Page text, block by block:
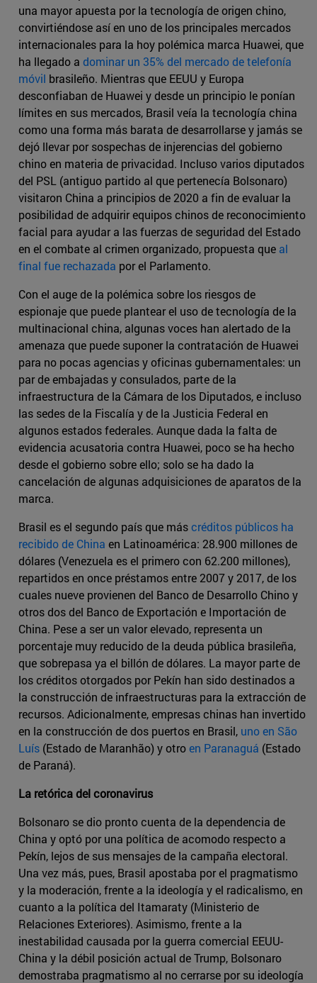
una mayor apuesta por la tecnología de origen chino,
convirtiéndose así en uno de los principales mercados
internacionales para la hoy polémica marca Huawei, que
ha llegado a dominar un 35% del mercado de telefonía
móvil brasileño. Mientras que EEUU y Europa
desconfiaban de Huawei y desde un principio le ponían
límites en sus mercados, Brasil veía la tecnología china
como una forma más barata de desarrollarse y jamás se
dejó llevar por sospechas de injerencias del gobierno
chino en materia de privacidad. Incluso varios diputados
del PSL (antiguo partido al que pertenecía Bolsonaro)
visitaron China a principios de 2020 a fin de evaluar la
posibilidad de adquirir equipos chinos de reconocimiento
facial para ayudar a las fuerzas de seguridad del Estado
en el combate al crimen organizado, propuesta que al
final fue rechazada por el Parlamento.
Con el auge de la polémica sobre los riesgos de
espionaje que puede plantear el uso de tecnología de la
multinacional china, algunas voces han alertado de la
amenaza que puede suponer la contratación de Huawei
para no pocas agencias y oficinas gubernamentales: un
par de embajadas y consulados, parte de la
infraestructura de la Cámara de los Diputados, e incluso
las sedes de la Fiscalía y de la Justicia Federal en
algunos estados federales. Aunque dada la falta de
evidencia acusatoria contra Huawei, poco se ha hecho
desde el gobierno sobre ello; solo se ha dado la
cancelación de algunas adquisiciones de aparatos de la
marca.
Brasil es el segundo país que máscréditos públicos ha
recibido de China en Latinoamérica: 28.900 millones de
dólares (Venezuela es el primero con 62.200 millones),
repartidos en once préstamos entre 2007 y 2017, de los
cuales nueve provienen del Banco de Desarrollo Chino y
otros dos del Banco de Exportación e Importación de
China. Pese a ser un valor elevado, representa un
porcentaje muy reducido de la deuda pública brasileña,
que sobrepasa ya el billón de dólares. La mayor parte de
los créditos otorgados por Pekín han sido destinados a
la construcción de infraestructuras para la extracción de
recursos. Adicionalmente, empresas chinas han invertido
en la construcción de dos puertos en Brasil, uno en São
Luís (Estado de Maranhão) y otroen Paranaguá (Estado
de Paraná).
La retórica del coronavirus
Bolsonaro se dio pronto cuenta de la dependencia de
China y optó por una política de acomodo respecto a
Pekín, lejos de sus mensajes de la campaña electoral.
Una vez más, pues, Brasil apostaba por el pragmatismo
y la moderación, frente a la ideología y el radicalismo, en
cuanto a la política del Itamaraty (Ministerio de
Relaciones Exteriores). Asimismo, frente a la
inestabilidad causada por la guerra comercial EEUU-
China y la débil posición actual de Trump, Bolsonaro
demostraba pragmatismo al no cerrarse por su ideología